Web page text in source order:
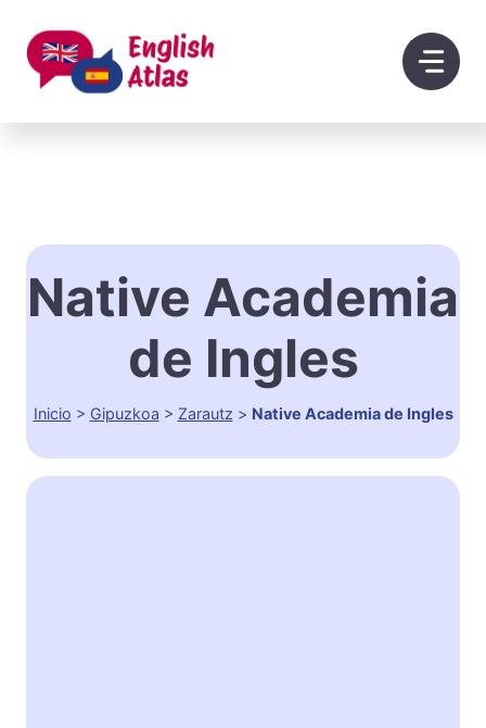
contenido
Native Academia
de Ingles
Inicio > Gipuzkoa > Zarautz > Native Academia de Ingles